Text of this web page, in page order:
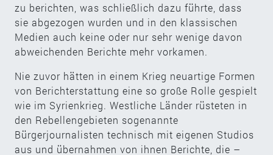
zu berichten, was schließlich dazu führte, dass
sie abgezogen wurden und in den klassischen
Medien auch keine oder nur sehr wenige davon
abweichenden Berichte mehr vorkamen.
Nie zuvor hätten in einem Krieg neuartige Formen
von Berichterstattung eine so große Rolle gespielt
wie im Syrienkrieg. Westliche Länder rüsteten in
den Rebellengebieten sogenannte
Bürgerjournalisten technisch mit eigenen Studios
aus und übernahmen von ihnen Berichte, die –